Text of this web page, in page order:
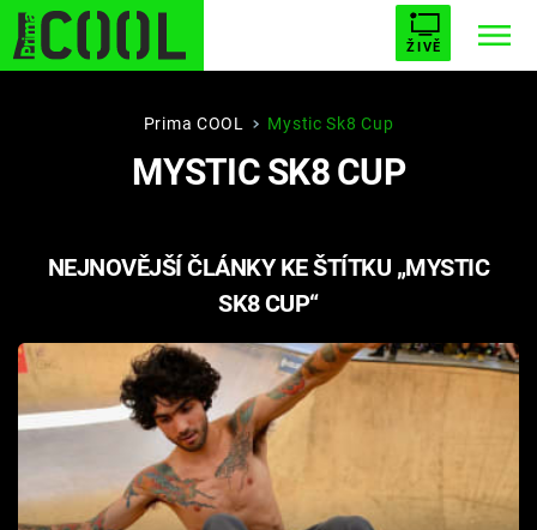
ŽIVĚ
STARHOUSE BUFFY, PŘEMOŽITELKA UPÍRŮ
PLNEJ KOTEL AVENGERS 5
Filmy
Hry
Prima COOL Mystic Sk8 Cup
MYSTIC SK8 CUP
NEJNOVĚJŠÍ ČLÁNKY KE ŠTÍTKU „MYSTIC
SK8 CUP“